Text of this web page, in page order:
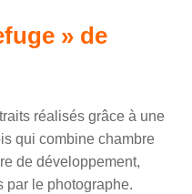
» de
réalisés grâce à une
qui combine chambre
de développement,
par le photographe.